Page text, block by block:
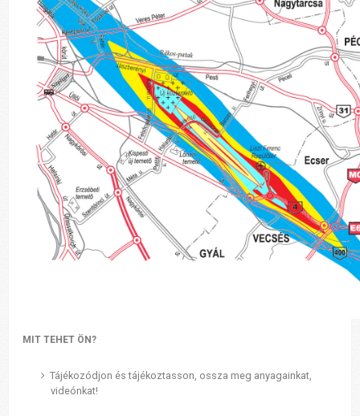
MIT TEHET ÖN?
Tájékozódjon és tájékoztasson, ossza meg anyagainkat,
videónkat!